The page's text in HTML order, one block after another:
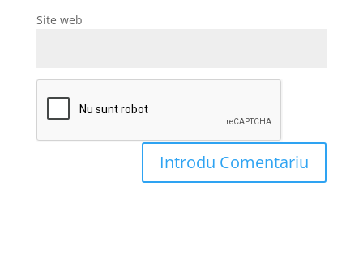
Site web